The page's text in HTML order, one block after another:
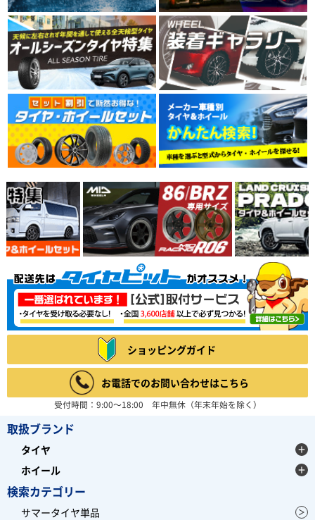
ショッピングガイド
お電話でのお問い合わせはこちら
受付時間：9:00～18:00 年中無休（年末年始を除く）
取扱ブランド
タイヤ
ホイール
検索カテゴリー
サマータイヤ単品